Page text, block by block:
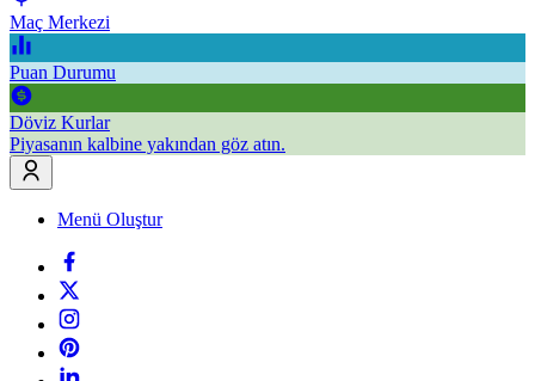
Maç Merkezi
Puan Durumu
Döviz Kurlar
Piyasanın kalbine yakından göz atın.
Menü Oluştur